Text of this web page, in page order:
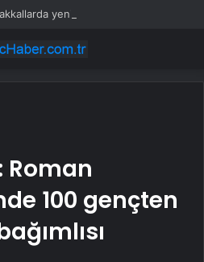
Roman
100 gençten